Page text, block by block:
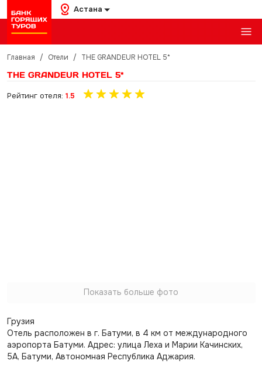
Астана
Главная / Отели / THE GRANDEUR HOTEL 5*
THE GRANDEUR HOTEL 5*
Рейтинг отеля: 1.5
Показать больше фото
Грузия
Отель расположен в г. Батуми, в 4 км от международного
аэропорта Батуми. Адрес: улица Леха и Марии Качинских,
5А, Батуми, Автономная Республика Аджария.